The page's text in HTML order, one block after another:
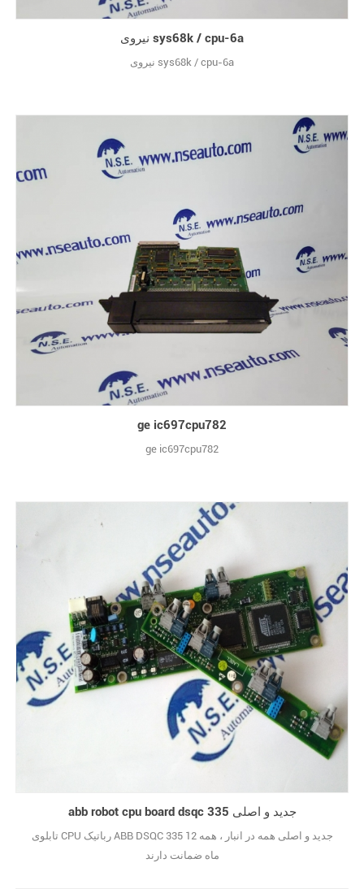
نیروی sys68k / cpu-6a
نیروی sys68k / cpu-6a
ge ic697cpu782
ge ic697cpu782
abb robot cpu board dsqc 335 جدید و اصلی
تابلوی CPU رباتیک ABB DSQC 335 جدید و اصلی همه در انبار ، همه 12
ماه ضمانت دارند